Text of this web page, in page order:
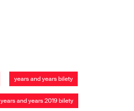
years and years bilety
years and years 2019 bilety